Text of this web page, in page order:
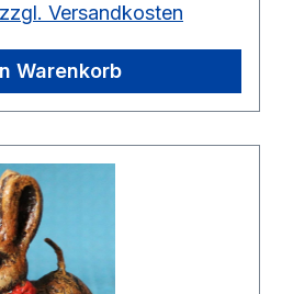
Versandkosten
Warenkorb